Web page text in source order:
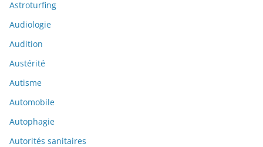
Astroturfing
Audiologie
Audition
Austérité
Autisme
Automobile
Autophagie
Autorités sanitaires